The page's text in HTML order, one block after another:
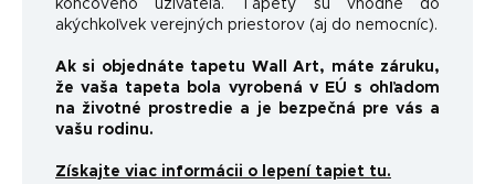
koncového užívateľa. Tapety sú vhodné do
akýchkoľvek verejných priestorov (aj do nemocníc).
Ak si objednáte tapetu Wall Art, máte záruku,
že vaša tapeta bola vyrobená v EÚ s ohľadom
na životné prostredie a je bezpečná pre vás a
vašu rodinu.
Získajte viac informácii o lepení tapiet tu.